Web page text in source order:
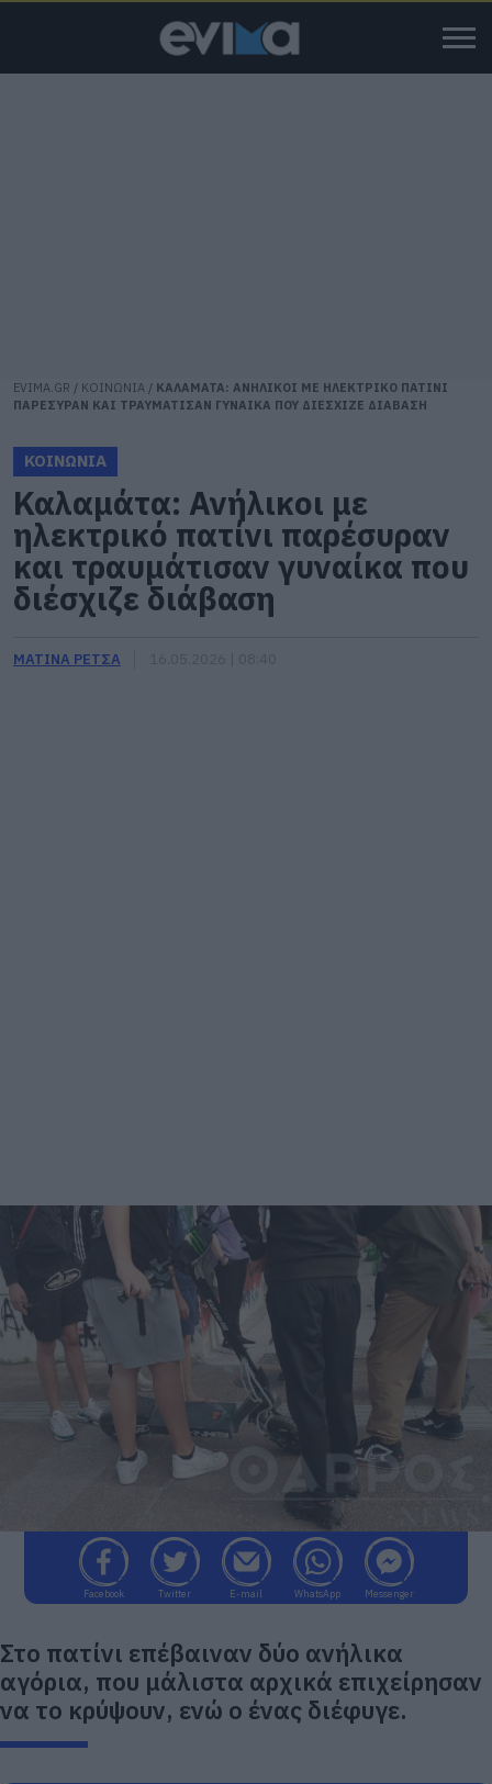
EVIMA.GR / ΚΟΙΝΩΝΙΑ / ΚΑΛΑΜΑΤΑ: ΑΝΗΛΙΚΟΙ ΜΕ ΗΛΕΚΤΡΙΚΟ ΠΑΤΙΝΙ
ΠΑΡΕΣΥΡΑΝ ΚΑΙ ΤΡΑΥΜΑΤΙΣΑΝ ΓΥΝΑΙΚΑ ΠΟΥ ΔΙΕΣΧΙΖΕ ΔΙΑΒΑΣΗ
ΚΟΙΝΩΝΙΑ
Καλαμάτα: Ανήλικοι με
ηλεκτρικό πατίνι παρέσυραν
και τραυμάτισαν γυναίκα που
διέσχιζε διάβαση
ΜΑΤΙΝΑ ΡΕΤΣΑ
Facebook Twitter E-mail WhatsApp Messenger
Στο πατίνι επέβαιναν δύο ανήλικα
αγόρια, που μάλιστα αρχικά επιχείρησαν
να το κρύψουν, ενώ ο ένας διέφυγε.